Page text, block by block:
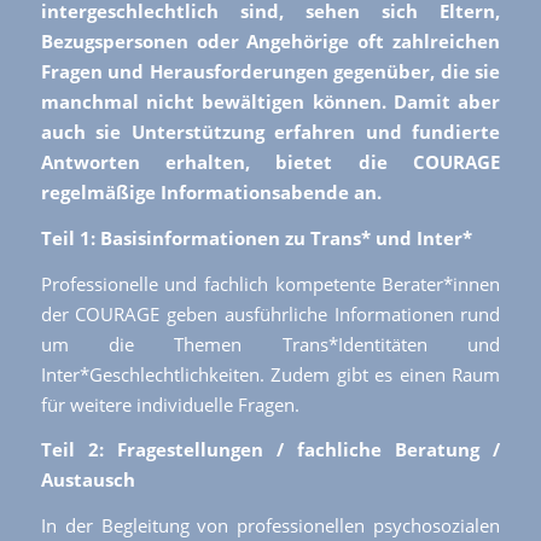
intergeschlechtlich sind, sehen sich Eltern,
Bezugspersonen oder Angehörige oft zahlreichen
Fragen und Herausforderungen gegenüber, die sie
manchmal nicht bewältigen können. Damit aber
auch sie Unterstützung erfahren und fundierte
Antworten erhalten, bietet die COURAGE
regelmäßige Informationsabende an.
Teil 1: Basisinformationen zu Trans* und Inter*
Professionelle und fachlich kompetente Berater*innen
der COURAGE geben ausführliche Informationen rund
um die Themen Trans*Identitäten und
Inter*Geschlechtlichkeiten. Zudem gibt es einen Raum
für weitere individuelle Fragen.
Teil 2: Fragestellungen / fachliche Beratung /
Austausch
In der Begleitung von professionellen psychosozialen